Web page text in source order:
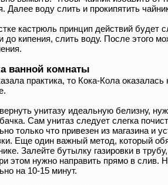
Далее воду слить и прокипятить
кастрюль принцип действий будет
до кипения, слить воду. После этого
ванной комнаты
практика, то Кока-Кола
унитазу идеальную белизну,
Сам унитаз следует слегка
только что привезен из магазина
Еще один важный метод, который
Залейте бутылку газировки в
этом нужно направить прямо в слив.
на 10-15 минут.